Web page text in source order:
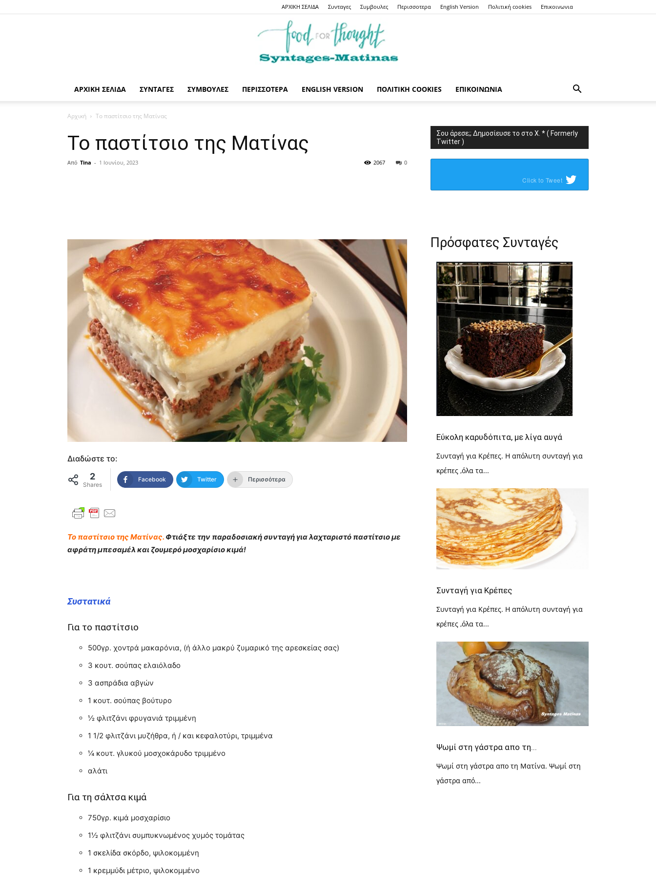
ΑΡΧΙΚΗ ΣΕΛΙΔΑ Συνταγες Συμβουλες Περισσοτερα English Version Πολιτική cookies Επικοινωνια
ΑΡΧΙΚΗ ΣΕΛΙΔΑ ΣΥΝΤΑΓΕΣ ΣΥΜΒΟΥΛΕΣ ΠΕΡΙΣΣΟΤΕΡΑ ENGLISH VERSION ΠΟΛΙΤΙΚΉ COOKIES ΕΠΙΚΟΙΝΩΝΙΑ
Αρχική Το παστίτσιο της Ματίνας
Το παστίτσιο της Ματίνας
Από Tina - 1 Ιουνίου, 2023 0
2067
Διαδώστε το:
2
Shares
Facebook Twitter Περισσότερα
Το παστίτσιο της Ματίνας. Φτιάξτε την παραδοσιακή συνταγή για λαχταριστό παστίτσιο με
αφράτη μπεσαμέλ και ζουμερό μοσχαρίσιο κιμά!
Συστατικά
Για το παστίτσιο
500γρ. χοντρά μακαρόνια, (ή άλλο μακρύ ζυμαρικό της αρεσκείας σας)
3 κουτ. σούπας ελαιόλαδο
3 ασπράδια αβγών
1 κουτ. σούπας βούτυρο
½ φλιτζάνι φρυγανιά τριμμένη
1 1/2 φλιτζάνι μυζήθρα, ή / και κεφαλοτύρι, τριμμένα
¼ κουτ. γλυκού μοσχοκάρυδο τριμμένο
αλάτι
Για τη σάλτσα κιμά
750γρ. κιμά μοσχαρίσιο
1½ φλιτζάνι συμπυκνωμένος χυμός τομάτας
1 σκελίδα σκόρδο, ψιλοκομμένη
1 κρεμμύδι μέτριο, ψιλοκομμένο
Σου άρεσε;; Δημοσίευσε το στο X. * ( Formerly
Twitter )
Click to Tweet
Πρόσφατες Συνταγές
Εύκολη καρυδόπιτα, με λίγα αυγά
Συνταγή για Κρέπες. Η απόλυτη συνταγή για
κρέπες ,όλα τα...
Συνταγή για Κρέπες
Συνταγή για Κρέπες. Η απόλυτη συνταγή για
κρέπες ,όλα τα...
Ψωμί στη γάστρα απο τη...
Ψωμί στη γάστρα απο τη Ματίνα. Ψωμί στη
γάστρα από...